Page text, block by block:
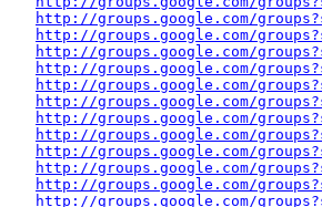
http://groups.google.com/
http://groups.google.com/
http://groups.google.com/
http://groups.google.com/
http://groups.google.com/
http://groups.google.com/
http://groups.google.com/
http://groups.google.com/
http://groups.google.com/
http://groups.google.com/
http://groups.google.com/
http://groups.google.com/